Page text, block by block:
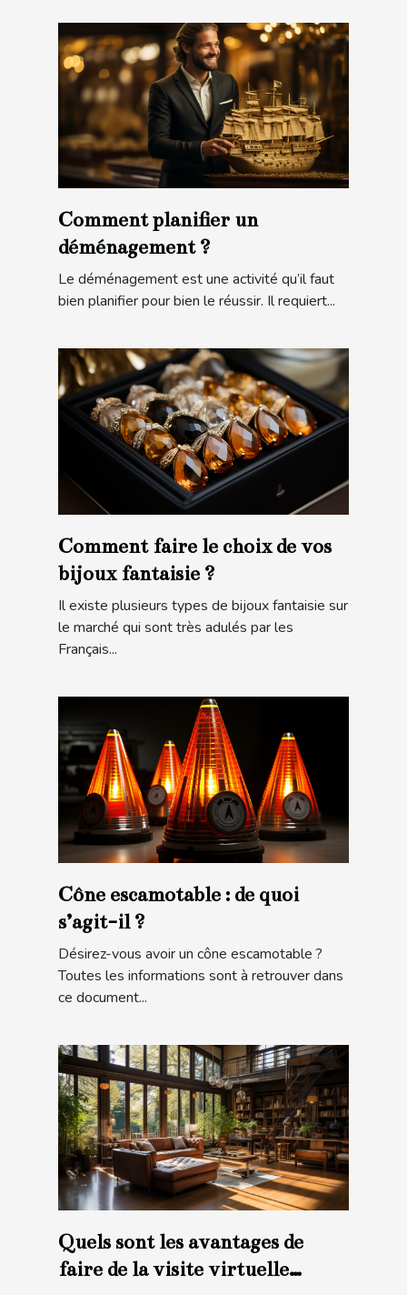
Comment planifier un
déménagement ?
Le déménagement est une activité qu’il faut
bien planifier pour bien le réussir. Il requiert...
Comment faire le choix de vos
bijoux fantaisie ?
Il existe plusieurs types de bijoux fantaisie sur
le marché qui sont très adulés par les
Français...
Cône escamotable : de quoi
s’agit-il ?
Désirez-vous avoir un cône escamotable ?
Toutes les informations sont à retrouver dans
ce document...
Quels sont les avantages de
faire de la visite virtuelle